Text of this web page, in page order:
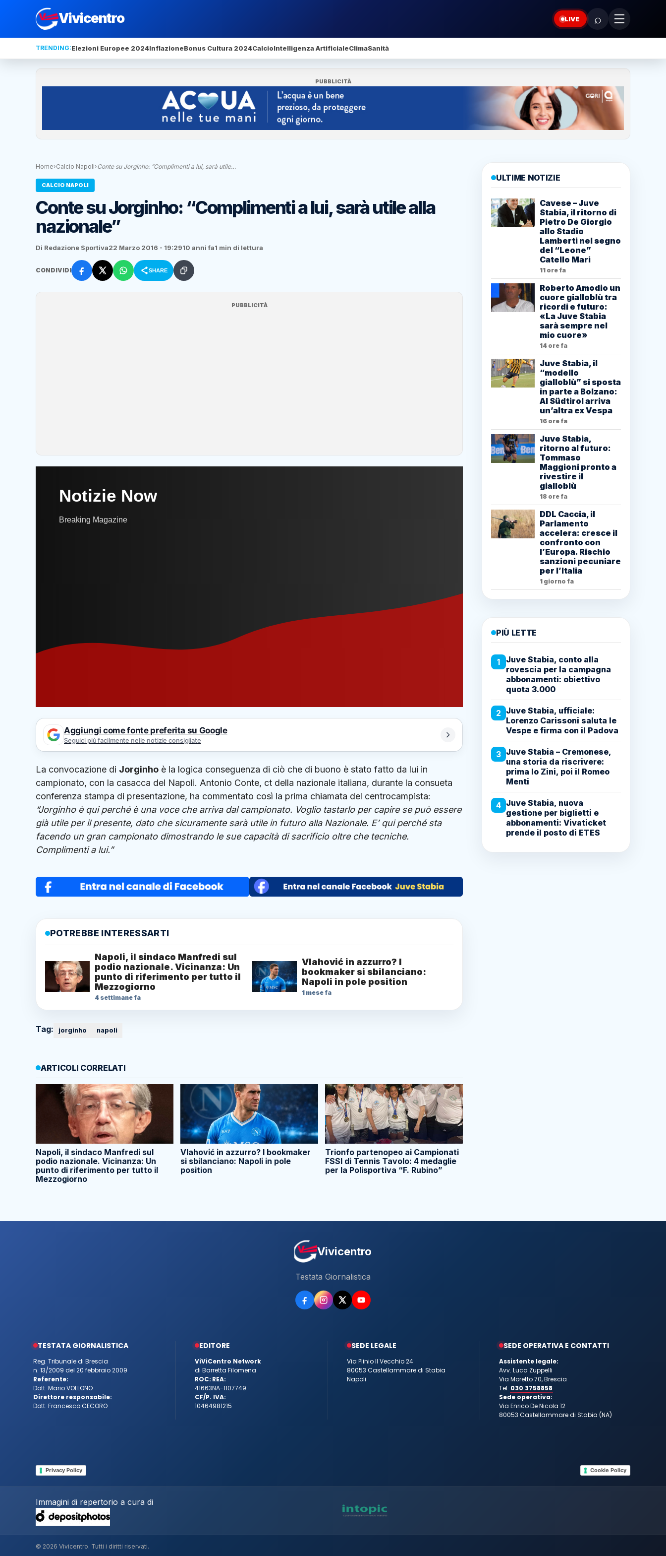
Vivicentro LIVE ⌕
TRENDING:Elezioni Europee 2024InflazioneBonus Cultura 2024CalcioIntelligenza ArtificialeClimaSanità
PUBBLICITÀ
Home›Calcio Napoli›Conte su Jorginho: “Complimenti a lui, sarà utile…
CALCIO NAPOLI
Conte su Jorginho: “Complimenti a lui, sarà utile alla
nazionale”
Di Redazione Sportiva22 Marzo 2016 - 19:2910 anni fa1 min di lettura
CONDIVIDI SHARE
PUBBLICITÀ
Aggiungi come fonte preferita su Google
Seguici più facilmente nelle notizie consigliate
La convocazione di Jorginho è la logica conseguenza di ciò che di buono è stato fatto da lui in
campionato, con la casacca del Napoli. Antonio Conte, ct della nazionale italiana, durante la consueta
conferenza stampa di presentazione, ha commentato così la prima chiamata del centrocampista:
“Jorginho è qui perché è una voce che arriva dal campionato. Voglio tastarlo per capire se può essere
già utile per il presente, dato che sicuramente sarà utile in futuro alla Nazionale. E’ qui perché sta
facendo un gran campionato dimostrando le sue capacità di sacrificio oltre che tecniche.
Complimenti a lui.”
POTREBBE INTERESSARTI
Napoli, il sindaco Manfredi sul
podio nazionale. Vicinanza: Un
punto di riferimento per tutto il
Mezzogiorno
4 settimane fa
Vlahović in azzurro? I
bookmaker si sbilanciano:
Napoli in pole position
1 mese fa
Tag: jorginho napoli
ARTICOLI CORRELATI
Napoli, il sindaco Manfredi sul
podio nazionale. Vicinanza: Un
punto di riferimento per tutto il
Mezzogiorno
Vlahović in azzurro? I bookmaker
si sbilanciano: Napoli in pole
position
Trionfo partenopeo ai Campionati
FSSI di Tennis Tavolo: 4 medaglie
per la Polisportiva “F. Rubino”
ULTIME NOTIZIE
Cavese – Juve
Stabia, il ritorno di
Pietro De Giorgio
allo Stadio
Lamberti nel segno
del “Leone”
Catello Mari
11 ore fa
Roberto Amodio un
cuore gialloblù tra
ricordi e futuro:
«La Juve Stabia
sarà sempre nel
mio cuore»
14 ore fa
Juve Stabia, il
“modello
gialloblù” si sposta
in parte a Bolzano:
Al Südtirol arriva
un’altra ex Vespa
16 ore fa
Juve Stabia,
ritorno al futuro:
Tommaso
Maggioni pronto a
rivestire il
gialloblù
18 ore fa
DDL Caccia, il
Parlamento
accelera: cresce il
confronto con
l’Europa. Rischio
sanzioni pecuniare
per l’Italia
1 giorno fa
PIÙ LETTE
1
Juve Stabia, conto alla
rovescia per la campagna
abbonamenti: obiettivo
quota 3.000
2 Juve Stabia, ufficiale:
Lorenzo Carissoni saluta le
Vespe e firma con il Padova
3 Juve Stabia – Cremonese,
una storia da riscrivere:
prima lo Zini, poi il Romeo
Menti
4 Juve Stabia, nuova
gestione per biglietti e
abbonamenti: Vivaticket
prende il posto di ETES
Vivicentro
Testata Giornalistica
TESTATA GIORNALISTICA
Reg. Tribunale di Brescia
n. 13/2009 del 20 febbraio 2009
Referente:
Dott. Mario VOLLONO
Direttore responsabile:
Dott. Francesco CECORO
EDITORE
ViViCentro Network
di Barretta Filomena
ROC:
41663
REA:
NA-1107749
CF/P. IVA:
10464981215
SEDE LEGALE
Via Plinio Il Vecchio 24
80053 Castellammare di Stabia
Napoli
SEDE OPERATIVA E CONTATTI
Assistente legale:
Avv. Luca Zuppelli
Via Moretto 70, Brescia
Tel. 030 3758858
Sede operativa:
Via Enrico De Nicola 12
80053 Castellammare di Stabia (NA)
Privacy Policy Cookie Policy
Immagini di repertorio a cura di
© 2026 Vivicentro. Tutti i diritti riservati.